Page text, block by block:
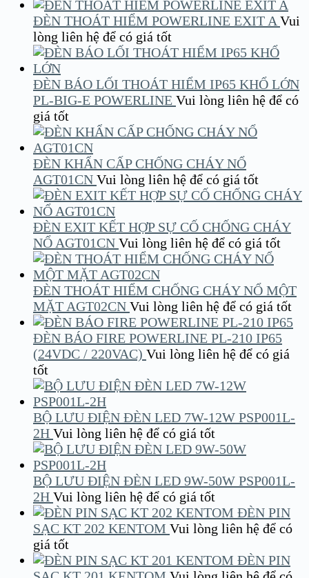
ĐÈN THOÁT HIỂM POWERLINE EXIT A Vui
lòng liên hệ để có giá tốt
ĐÈN BÁO LỐI THOÁT HIỂM IP65 KHỔ LỚN
PL-BIG-E POWERLINE Vui lòng liên hệ để có
giá tốt
ĐÈN KHẨN CẤP CHỐNG CHÁY NỔ
AGT01CN Vui lòng liên hệ để có giá tốt
ĐÈN EXIT KẾT HỢP SỰ CỐ CHỐNG CHÁY
NỔ AGT01CN Vui lòng liên hệ để có giá tốt
ĐÈN THOÁT HIỂM CHỐNG CHÁY NỔ MỘT
MẶT AGT02CN Vui lòng liên hệ để có giá tốt
ĐÈN BÁO FIRE POWERLINE PL-210 IP65
(24VDC / 220VAC) Vui lòng liên hệ để có giá
tốt
BỘ LƯU ĐIỆN ĐÈN LED 7W-12W PSP001L-
2H Vui lòng liên hệ để có giá tốt
BỘ LƯU ĐIỆN ĐÈN LED 9W-50W PSP001L-
2H Vui lòng liên hệ để có giá tốt
ĐÈN PIN
SẠC KT 202 KENTOM Vui lòng liên hệ để có
giá tốt
ĐÈN PIN